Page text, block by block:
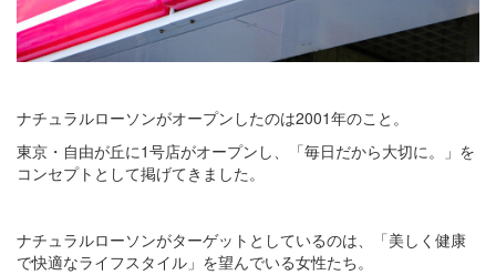
ナチュラルローソンがオープンしたのは2001年のこと。
東京・自由が丘に1号店がオープンし、「毎日だから大切に。」を
コンセプトとして掲げてきました。
ナチュラルローソンがターゲットとしているのは、「美しく健康
で快適なライフスタイル」を望んでいる女性たち。